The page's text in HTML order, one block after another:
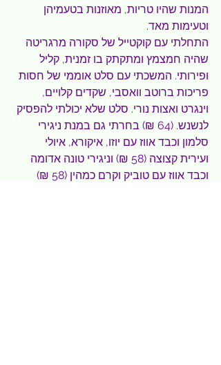
המנות שהיו טריות, מאוזנות בטעמיהן
וטעימות מאד.
התחלתי עם קוקטייל של סקורה מרגריטה
שהיה חמצמץ ומתקתק בו זמנית, קליל
ופירותי. המשכתי עם סלט אוממי של חסות
פריכות ברוטב וואסבי, שקדים קלויים,
וינגרט ואצות נורי. סלט שלא יכולתי להפסיק
לנשנש. (64 ₪) בחרתי גם במנת ניגירי
סלמון וכבד אווז עם יוזו, איקורא, איולי
ועירית קצוצה (58 ₪) וניגירי טונה אדומה
וכבד אווז עם טוביק וקרם כמהין (58 ₪)